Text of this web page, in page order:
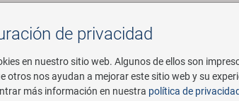
Buscar
de privacidad
en nuestro sitio web. Algunos de ellos son
otros nos ayudan a mejorar este sitio web y su
más información en nuestra política de privacidad